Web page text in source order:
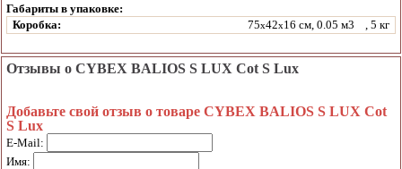
Габариты в упаковке:
Коробка:
75x42x16 см, 0.05 м3 , 5 кг
Отзывы о CYBEX BALIOS S LUX Cot S Lux
Добавьте свой отзыв о товаре CYBEX BALIOS S LUX Cot
S Lux
E-Mail:
Имя: